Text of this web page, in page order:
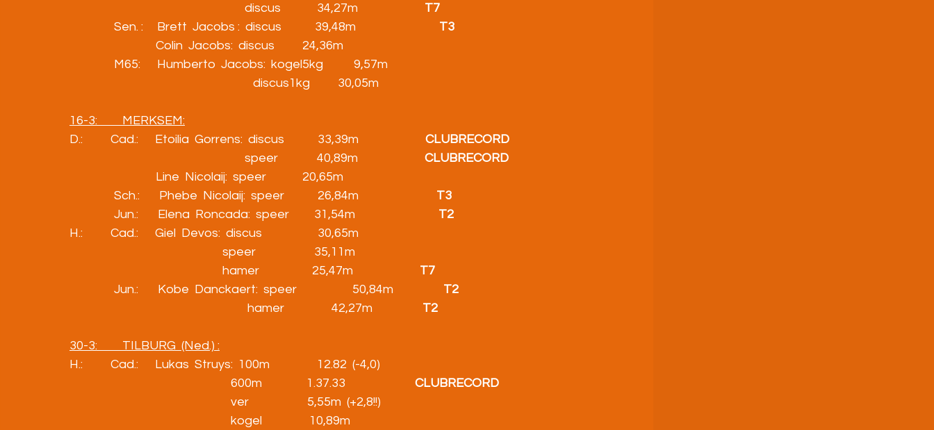
discus             34,27m T7
Sen. :     Brett  Jacobs :  discus            39,48m T3
Colin  Jacobs:  discus          24,36m
M65:      Humberto  Jacobs:  kogel5kg           9,57m
discus1kg          30,05m
16-3:         MERKSEM:
D.:          Cad.:      Etoilia  Gorrens:  discus            33,39m CLUBRECORD
speer              40,89m CLUBRECORD
Line  Nicolaij:  speer             20,65m
Sch.:       Phebe  Nicolaij:  speer            26,84m T3
Jun.:       Elena  Roncada:  speer         31,54m T2
H.:          Cad.:      Giel  Devos:  discus                    30,65m
speer                     35,11m
hamer                   25,47m T7
Jun.:       Kobe  Danckaert:  speer                    50,84m T2
hamer                 42,27m T2
30-3:         TILBURG  (Ned.) :
H.:          Cad.:      Lukas  Struys:  100m                 12.82  (-4,0)
600m                1.37.33 CLUBRECORD
ver                     5,55m  (+2,8!!)
kogel                 10,89m